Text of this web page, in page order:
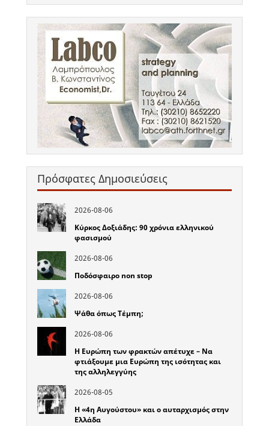
Πρόσφατες Δημοσιεύσεις
2026-08-06
Κύρκος Δοξιάδης: 90 χρόνια ελληνικού
φασισμού
2026-08-06
Ποδόσφαιρο non stop
2026-08-06
Ψάθα όπως Τέμπη;
2026-08-06
Η Ευρώπη των φρακτών απέτυχε – Να
φτιάξουμε μια Ευρώπη της ισότητας και
της αλληλεγγύης
2026-08-05
Η «4η Αυγούστου» και ο αυταρχισμός στην
Ελλάδα